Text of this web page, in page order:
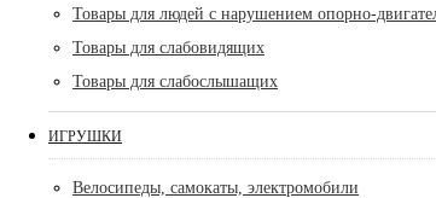
Товары для людей с нарушением опорно-
Товары для слабовидящих
Товары для слабослышащих
ИГРУШКИ
Велосипеды, самокаты, электромобили